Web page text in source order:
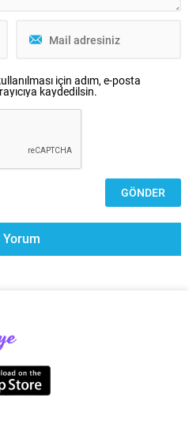
için adım, e-posta
kaydedilsin.